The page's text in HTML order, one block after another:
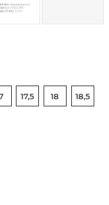
17,5 18 18,5